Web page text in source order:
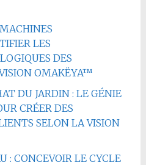
LES
DES
OMAKËYA™
DU JARDIN : LE GÉNIE
CRÉER DES
SELON LA VISION
: CONCEVOIR LE CYCLE